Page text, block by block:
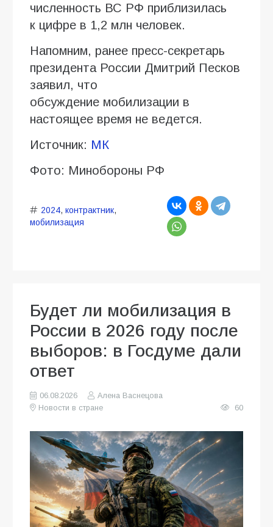
численность ВС РФ приблизилась
к цифре в 1,2 млн человек.
Напомним, ранее пресс-секретарь
президента России Дмитрий Песков
заявил, что
обсуждение мобилизации в
настоящее время не ведется.
Источник: МК
Фото: Минобороны РФ
2024, контрактник,
мобилизация
Будет ли мобилизация в
России в 2026 году после
выборов: в Госдуме дали
ответ
06.08.2026
Алена Васнецова
Новости в стране
60